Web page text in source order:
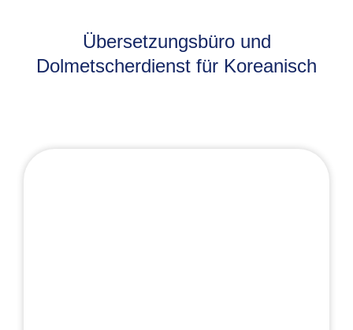
Übersetzungsbüro und
Dolmetscherdienst für Koreanisch